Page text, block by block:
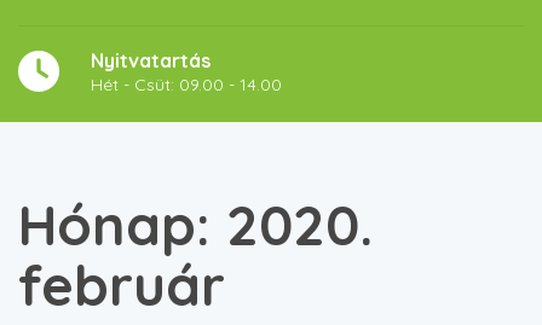
Nyitvatartás
Hét - Csüt: 09.00 - 14.00
Hónap: 2020.
február